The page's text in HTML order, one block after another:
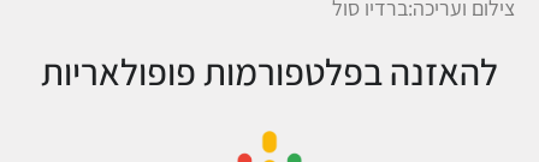
צילום ועריכה:ברדיו סול
להאזנה בפלטפורמות פופולאריות